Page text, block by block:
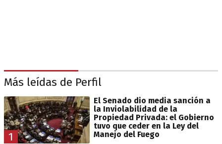
Más leídas de Perfil
1
El Senado dio media sanción a
la Inviolabilidad de la
Propiedad Privada: el Gobierno
tuvo que ceder en la Ley del
Manejo del Fuego